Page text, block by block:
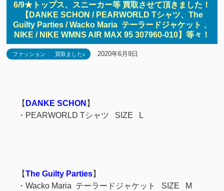
6/9★トップス、スニーカー等 買取させて頂きました！
【DANKE SCHON / PEARWORLD Tシャツ、The
Guilty Parties / Wacko Maria テーラードジャケット 、
NIKE / NIKE WMNS AIR MAX 95 307960-010】等々！
ファッション 買取ました♪ 2020年6月9日
【 DANKE SCHON 】
・PEARWORLD Tシャツ SIZE L
【The Guilty Parties】
・Wacko Maria テーラードジャケット SIZE M